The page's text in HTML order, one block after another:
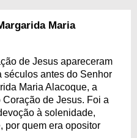
Maria
de Jesus apareceram
séculos antes do Senhor
Maria Alacoque, a
de Jesus. Foi a
à solenidade,
por quem era opositor